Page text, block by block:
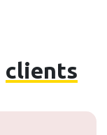
clients